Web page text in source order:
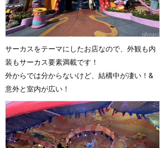
サーカスをテーマにしたお店なので、外観も内
装もサーカス要素満載です！
外からでは分からないけど、結構中が凄い！&
意外と室内が広い！